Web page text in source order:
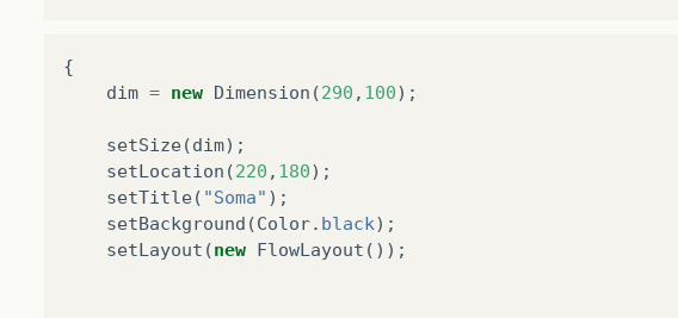
{
dim = new Dimension (290 , 100);
setSize(dim);
setLocation (220 , 180);
setTitle( "Soma" );
setBackground (Color. black);
setLayout (new FlowLayout ());